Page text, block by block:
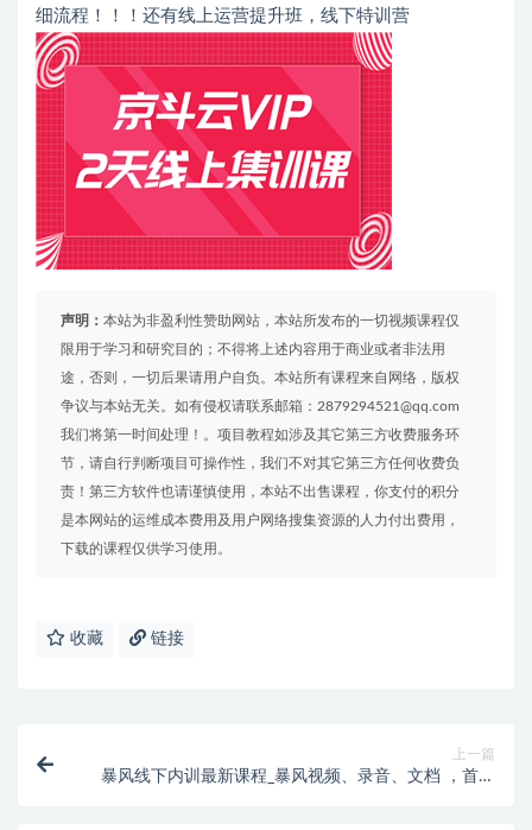
细流程！！！还有线上运营提升班，线下特训营
声明： 本站为非盈利性赞助网站，本站所发布的一切视频课程仅
限用于学习和研究目的；不得将上述内容用于商业或者非法用
途，否则，一切后果请用户自负。本站所有课程来自网络，版权
争议与本站无关。如有侵权请联系邮箱：2879294521@qq.com
我们将第一时间处理！。项目教程如涉及其它第三方收费服务环
节，请自行判断项目可操作性，我们不对其它第三方任何收费负
责！第三方软件也请谨慎使用，本站不出售课程，你支付的积分
是本网站的运维成本费用及用户网络搜集资源的人力付出费用，
下载的课程仅供学习使用。
收藏 链接
上一篇
暴风线下内训最新课程_暴风视频、录音、文档 ，首页